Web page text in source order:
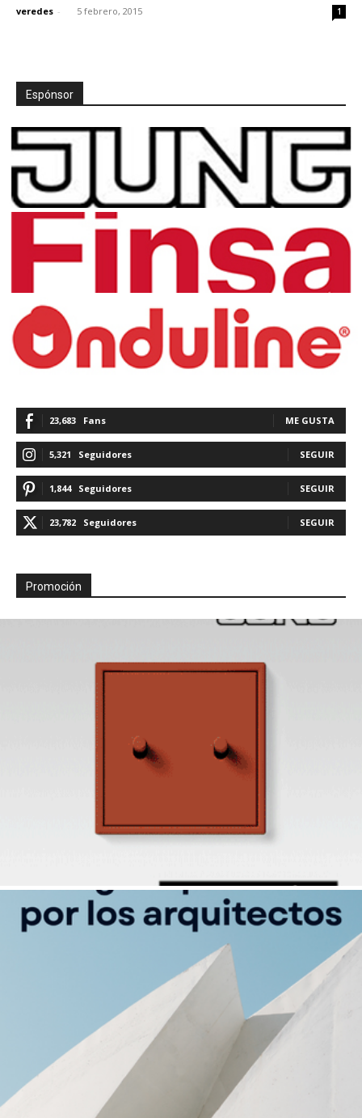
veredes - 5 febrero, 2015 1
Espónsor
23,683 Fans ME GUSTA
5,321 Seguidores SEGUIR
1,844 Seguidores SEGUIR
23,782 Seguidores SEGUIR
Promoción